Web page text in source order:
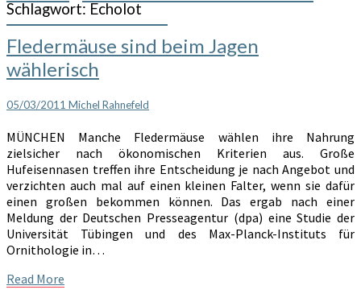
Grabenstetten e.V.
Schlagwort: Echolot
Fledermäuse
sind
beim
wählerisch
Fledermäuse sind beim Jagen
wählerisch
05/03/2011 Michel Rahnefeld
MÜNCHEN Manche Fledermäuse wählen ihre Nahrung
zielsicher nach ökonomischen Kriterien aus. Große
Hufeisennasen treffen ihre Entscheidung je nach Angebot und
verzichten auch mal auf einen kleinen Falter, wenn sie dafür
einen großen bekommen können. Das ergab nach einer
Meldung der Deutschen Presseagentur (dpa) eine Studie der
Universität Tübingen und des Max-Planck-Instituts für
Ornithologie in…
Read More